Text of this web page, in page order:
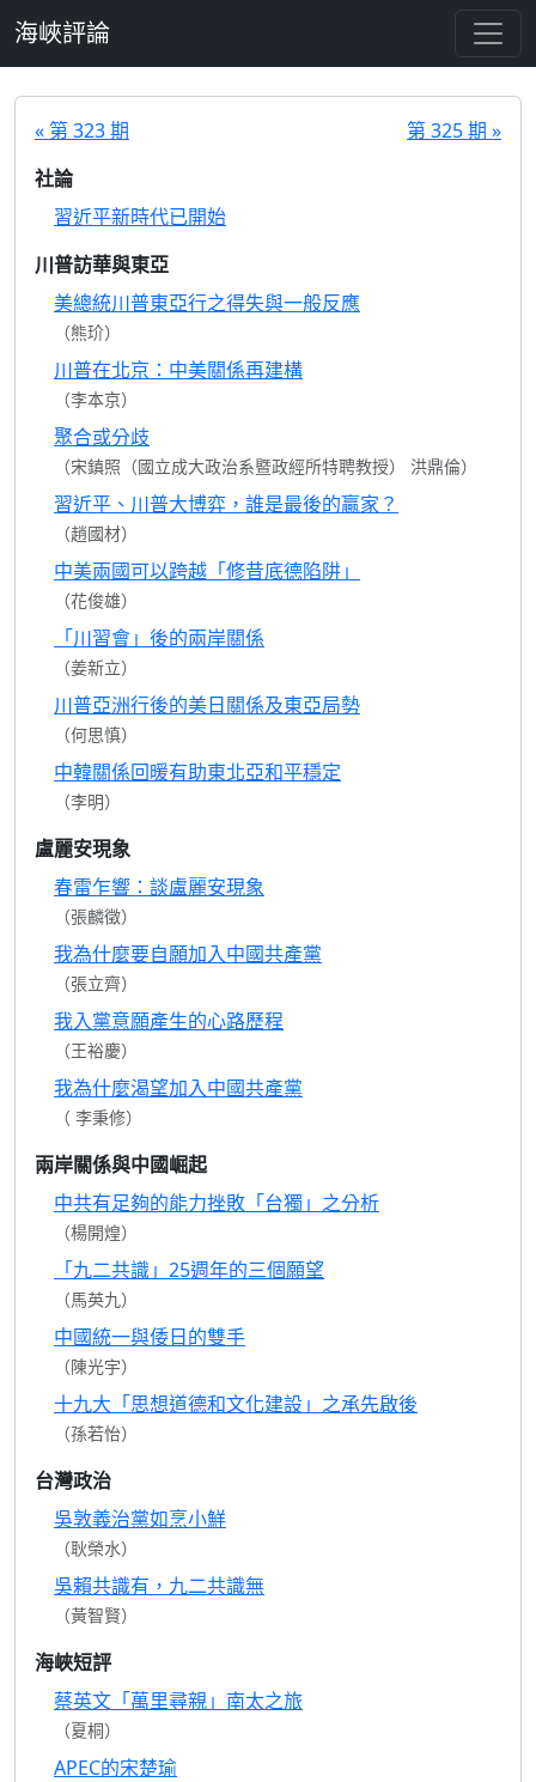
海峽評論
« 第 323 期
第 325 期 »
社論
習近平新時代已開始
川普訪華與東亞
美總統川普東亞行之得失與一般反應
（熊玠）
川普在北京：中美關係再建構
（李本京）
聚合或分歧
（宋鎮照（國立成大政治系暨政經所特聘教授） 洪鼎倫）
習近平、川普大博弈，誰是最後的贏家？
（趙國材）
中美兩國可以跨越「修昔底德陷阱」
（花俊雄）
「川習會」後的兩岸關係
（姜新立）
川普亞洲行後的美日關係及東亞局勢
（何思慎）
中韓關係回暖有助東北亞和平穩定
（李明）
盧麗安現象
春雷乍響：談盧麗安現象
（張麟徵）
我為什麼要自願加入中國共產黨
（張立齊）
我入黨意願產生的心路歷程
（王裕慶）
我為什麼渴望加入中國共產黨
（ 李秉修）
兩岸關係與中國崛起
中共有足夠的能力挫敗「台獨」之分析
（楊開煌）
「九二共識」25週年的三個願望
（馬英九）
中國統一與倭日的雙手
（陳光宇）
十九大「思想道德和文化建設」之承先啟後
（孫若怡）
台灣政治
吳敦義治黨如烹小鮮
（耿榮水）
吳賴共識有，九二共識無
（黃智賢）
海峽短評
蔡英文「萬里尋親」南太之旅
（夏桐）
APEC的宋楚瑜